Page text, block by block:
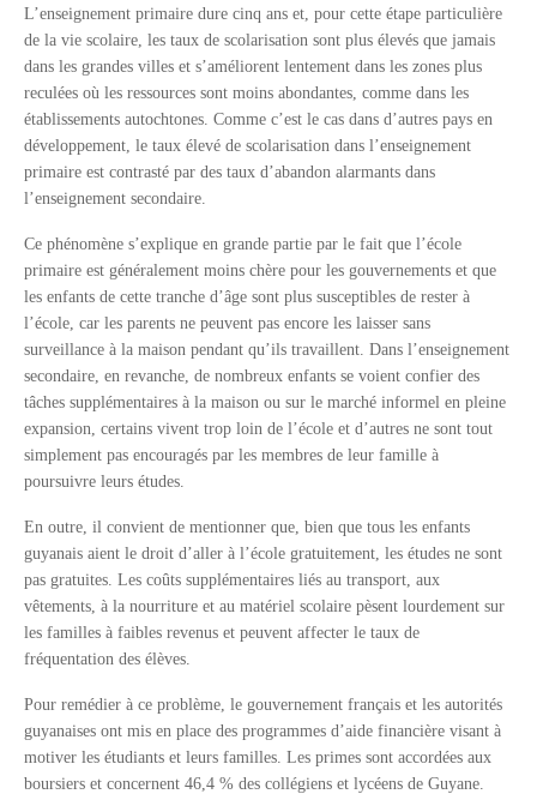
L’enseignement primaire dure cinq ans et, pour cette étape particulière
de la vie scolaire, les taux de scolarisation sont plus élevés que jamais
dans les grandes villes et s’améliorent lentement dans les zones plus
reculées où les ressources sont moins abondantes, comme dans les
établissements autochtones. Comme c’est le cas dans d’autres pays en
développement, le taux élevé de scolarisation dans l’enseignement
primaire est contrasté par des taux d’abandon alarmants dans
l’enseignement secondaire.
Ce phénomène s’explique en grande partie par le fait que l’école
primaire est généralement moins chère pour les gouvernements et que
les enfants de cette tranche d’âge sont plus susceptibles de rester à
l’école, car les parents ne peuvent pas encore les laisser sans
surveillance à la maison pendant qu’ils travaillent. Dans l’enseignement
secondaire, en revanche, de nombreux enfants se voient confier des
tâches supplémentaires à la maison ou sur le marché informel en pleine
expansion, certains vivent trop loin de l’école et d’autres ne sont tout
simplement pas encouragés par les membres de leur famille à
poursuivre leurs études.
En outre, il convient de mentionner que, bien que tous les enfants
guyanais aient le droit d’aller à l’école gratuitement, les études ne sont
pas gratuites. Les coûts supplémentaires liés au transport, aux
vêtements, à la nourriture et au matériel scolaire pèsent lourdement sur
les familles à faibles revenus et peuvent affecter le taux de
fréquentation des élèves.
Pour remédier à ce problème, le gouvernement français et les autorités
guyanaises ont mis en place des programmes d’aide financière visant à
motiver les étudiants et leurs familles. Les primes sont accordées aux
boursiers et concernent 46,4 % des collégiens et lycéens de Guyane.